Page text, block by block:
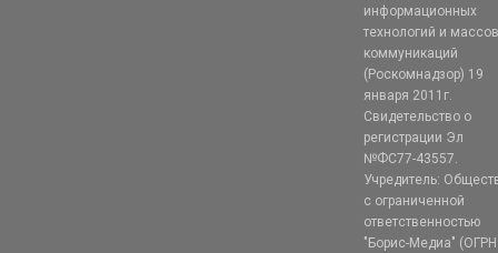
информационных
технологий и
коммуникаций
(Роскомнадзор) 19
января 2011г.
Свидетельство о
регистрации Эл
№ФС77-43557.
Учредитель:
с ограниченной
ответственностью
"Борис-Медиа" (ОГРН